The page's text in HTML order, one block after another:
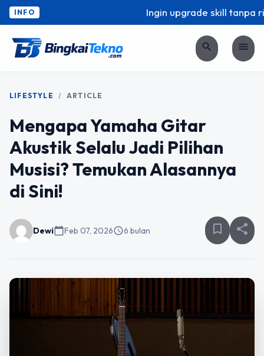
INFO Ingin upgrade skill tanpa
search menu
LIFESTYLE / ARTICLE
Mengapa Yamaha Gitar
Akustik Selalu Jadi Pilihan
Musisi? Temukan Alasannya
di Sini!
Dewicalendar_todayFeb 07, 2026schedule6 bulan bookmark_border share